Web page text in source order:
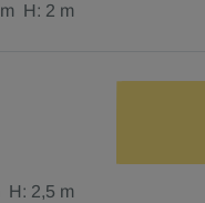
m H: 2 m
H: 2,5 m